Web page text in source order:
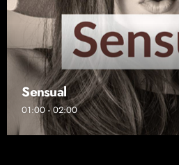
Sensual
01:00 - 02:00